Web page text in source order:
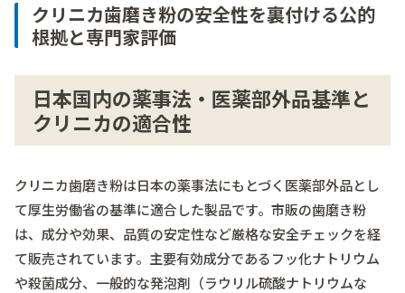
クリニカ歯磨き粉の安全性を裏付ける公的
根拠と専門家評価
日本国内の薬事法・医薬部外品基準と
クリニカの適合性
クリニカ歯磨き粉は日本の薬事法にもとづく医薬部外品とし
て厚生労働省の基準に適合した製品です。市販の歯磨き粉
は、成分や効果、品質の安定性など厳格な安全チェックを経
て販売されています。主要有効成分であるフッ化ナトリウム
や殺菌成分、一般的な発泡剤（ラウリル硫酸ナトリウムな